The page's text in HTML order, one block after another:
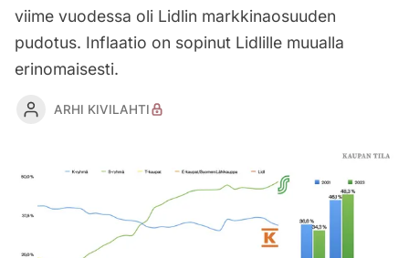
viime vuodessa oli Lidlin markkinaosuuden
pudotus. Inflaatio on sopinut Lidlille muualla
erinomaisesti.
ARHI KIVILAHTI